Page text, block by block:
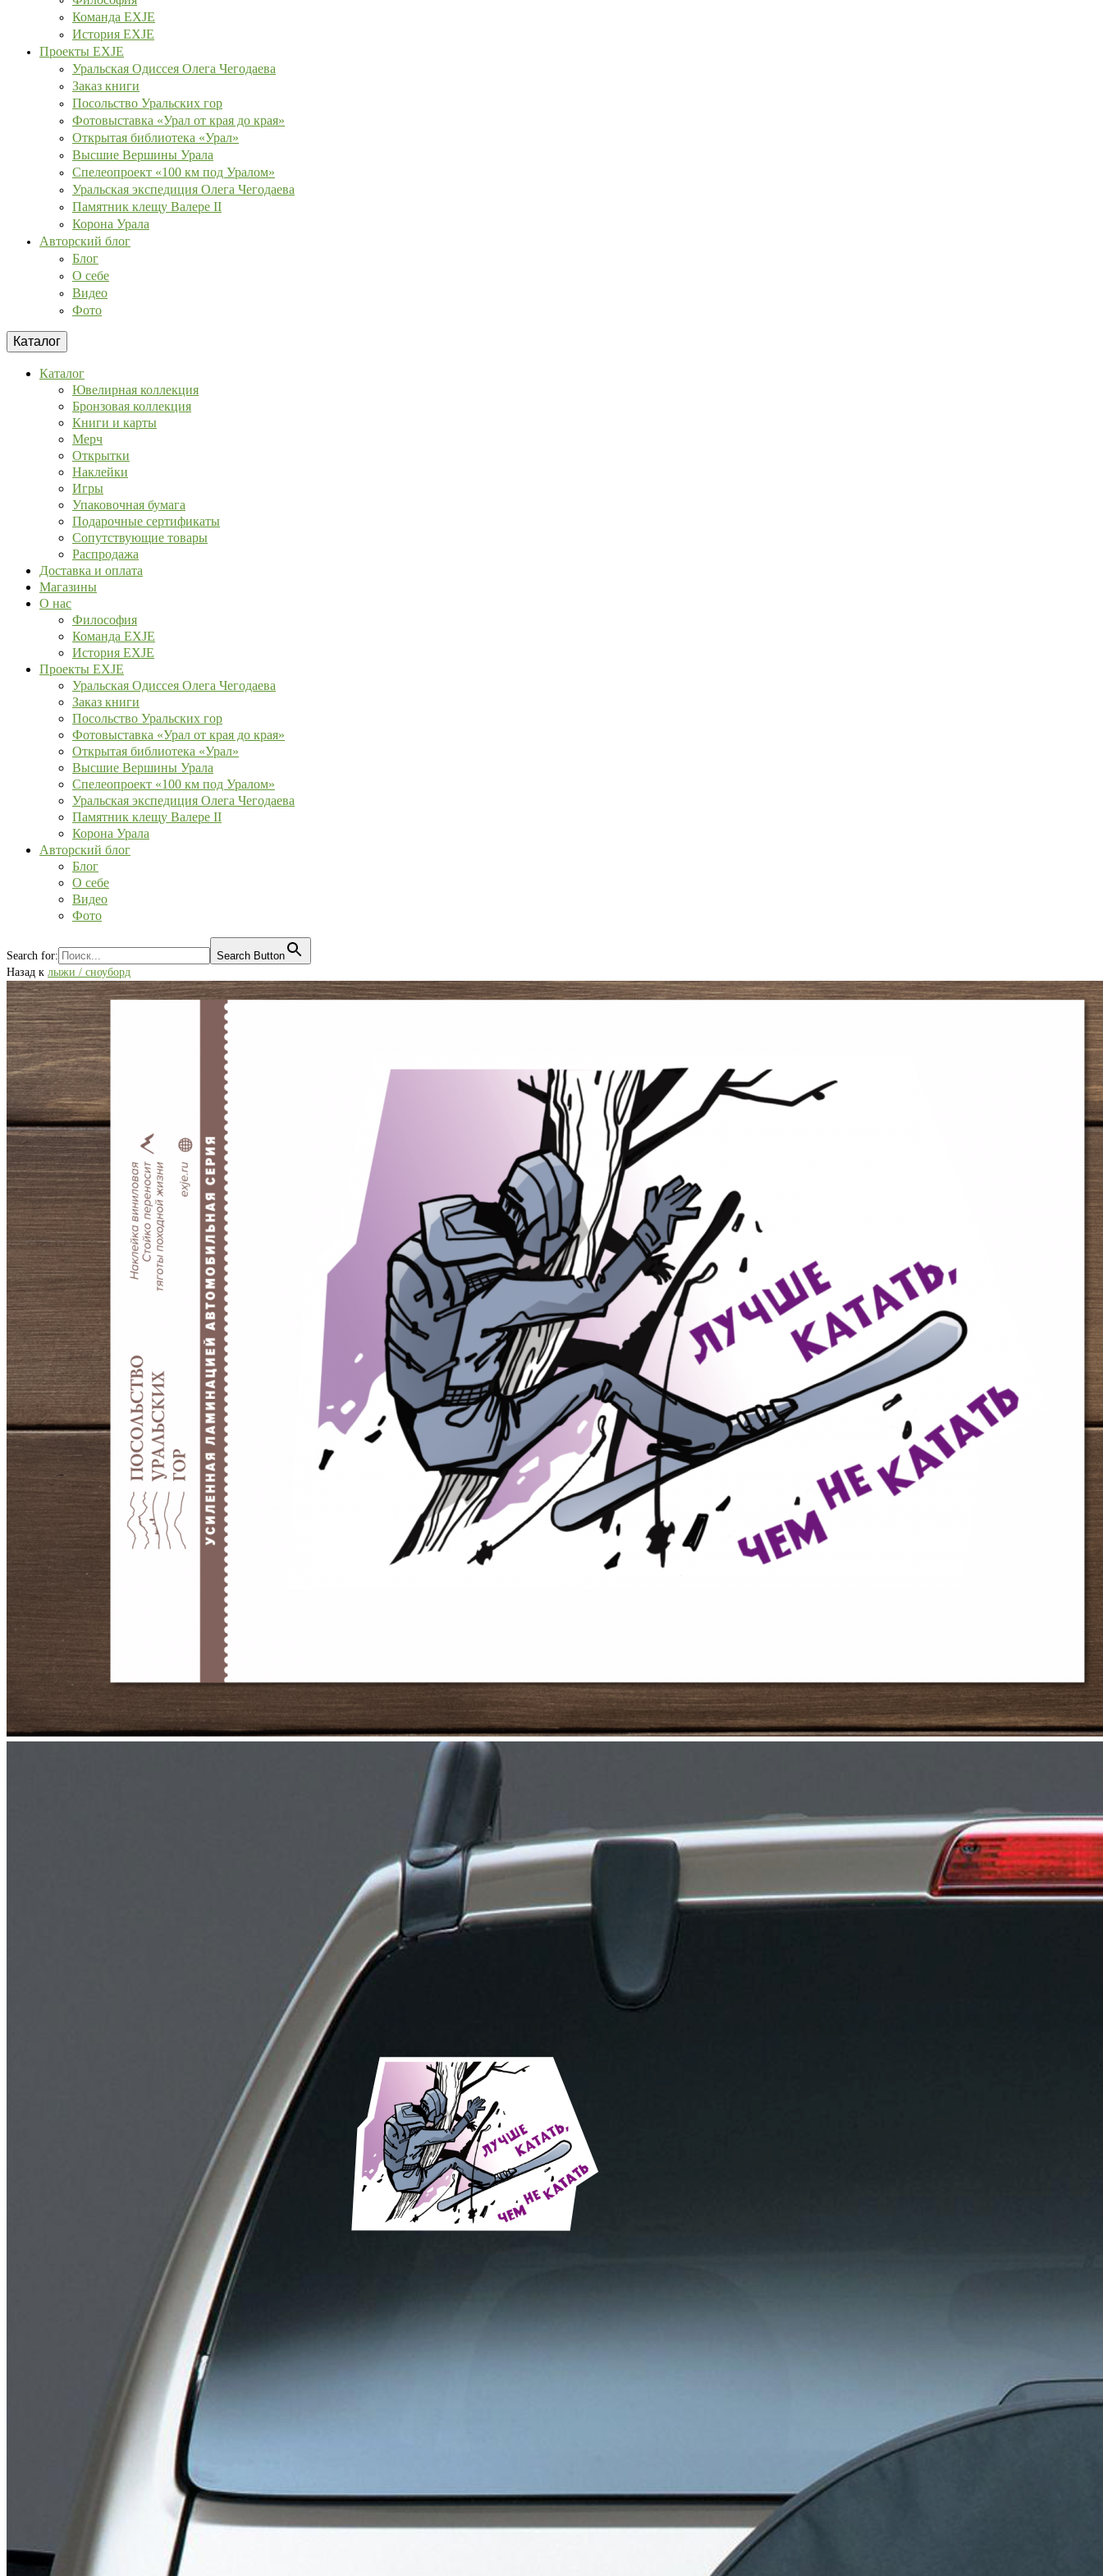
Команда EXJE
История EXJE
Проекты EXJE
Уральская Одиссея Олега Чегодаева
Заказ книги
Посольство Уральских гор
Фотовыставка «Урал от края до края»
Открытая библиотека «Урал»
Высшие Вершины Урала
Спелеопроект «100 км под Уралом»
Уральская экспедиция Олега Чегодаева
Памятник клещу Валере II
Корона Урала
Авторский блог
Блог
О себе
Видео
Фото
Каталог
Каталог
Ювелирная коллекция
Бронзовая коллекция
Книги и карты
Мерч
Открытки
Наклейки
Игры
Упаковочная бумага
Подарочные сертификаты
Сопутствующие товары
Распродажа
Доставка и оплата
Магазины
О нас
Философия
Команда EXJE
История EXJE
Проекты EXJE
Уральская Одиссея Олега Чегодаева
Заказ книги
Посольство Уральских гор
Фотовыставка «Урал от края до края»
Открытая библиотека «Урал»
Высшие Вершины Урала
Спелеопроект «100 км под Уралом»
Уральская экспедиция Олега Чегодаева
Памятник клещу Валере II
Корона Урала
Авторский блог
Блог
О себе
Видео
Фото
Search for:
Search Button
Назад к лыжи / сноуборд